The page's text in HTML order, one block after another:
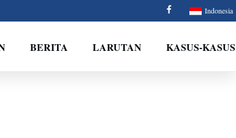
Indonesia
BERITA LARUTAN KASUS-KASUS